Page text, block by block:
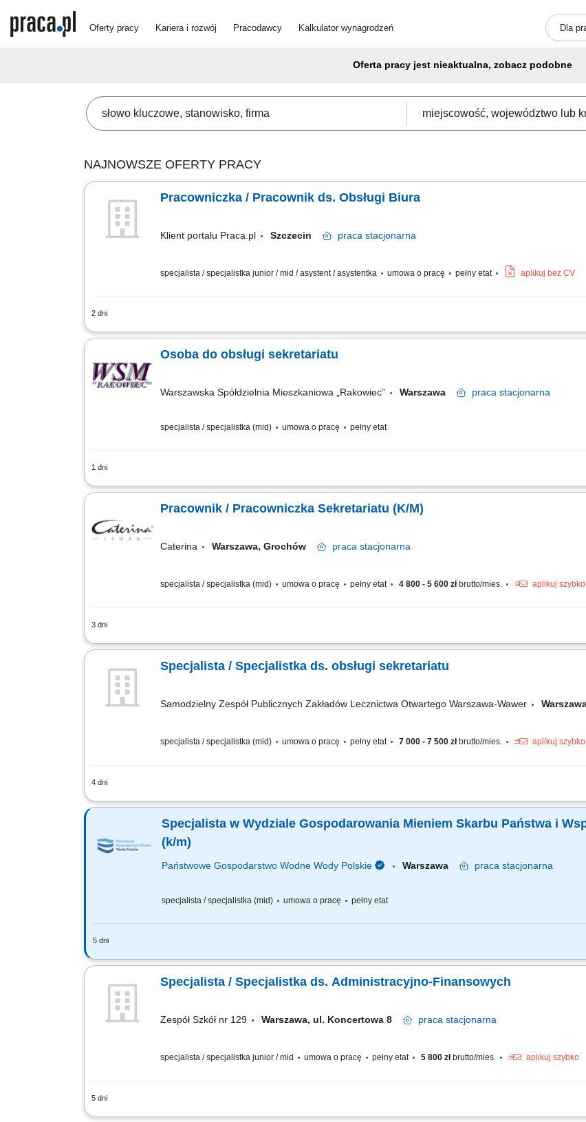
Oferty pracy Kariera i rozwój Pracodawcy Kalkulator wynagrodzeń Dla
Oferta pracy jest nieaktualna, zobacz podobne
NAJNOWSZE OFERTY PRACY
Pracowniczka / Pracownik ds. Obsługi Biura
Klient portalu Praca.pl Szczecin praca stacjonarna
specjalista / specjalistka junior / mid / asystent / asystentka umowa o pracę pełny etat aplikuj bez CV
2 dni
Obsługa korespondencji przychodzącej i wychodzącej oraz przesyłek. Przygotowywanie pism, dokumentów i
Osoba do obsługi sekretariatu
Warszawska Spółdzielnia Mieszkaniowa „Rakowiec” Warszawa praca stacjonarna
specjalista / specjalistka (mid) umowa o pracę pełny etat
1 dni
prowadzenie sekretariatu, obsługa korespondencji przychodzącej oraz wychodzącej, wysyłanie korespondencji
Pracownik / Pracowniczka Sekretariatu (K/M)
Caterina Warszawa, Grochów praca stacjonarna
specjalista / specjalistka (mid) umowa o pracę pełny etat 4 800 - 5 600 złbrutto/mies. aplikuj szybko
3 dni
Miejsce pracy: DOM MODY na Grochowie Wynagrodzenie: 4800 – 5600 brutto Zakres obowiązków:
Specjalista / Specjalistka ds. obsługi sekretariatu
Samodzielny Zespół Publicznych Zakładów Lecznictwa Otwartego Warszawa-Wawer
specjalista / specjalistka (mid) umowa o pracę pełny etat 7 000 - 7 500 złbrutto/mies. aplikuj szybko
4 dni
Organizowanie pracy sekretariatu m.in. w zakresie obsługi interesantów, w tym kierowanie do właściwych
Specjalista w Wydziale Gospodarowania Mieniem Skarbu Państwa i
(k/m)
Państwowe Gospodarstwo Wodne Wody Polskie Warszawa praca stacjonarna
specjalista / specjalistka (mid) umowa o pracę pełny etat
5 dni
OSOBA NA TYM STANOWISKU BĘDZIE ODPOWIEDZIALNA ZA: organizowanie i obsługę bieżącej pracy
Specjalista / Specjalistka ds. Administracyjno-Finansowych
Zespół Szkół nr 129 Warszawa, ul. Koncertowa 8 praca stacjonarna
specjalista / specjalistka junior / mid umowa o pracę pełny etat 5 800 złbrutto/mies. aplikuj szybko
5 dni
Opis stanowiska Planowanie i koordynowanie zakupów zgodnie z obowiązującymi procedurami. Prowadzenie